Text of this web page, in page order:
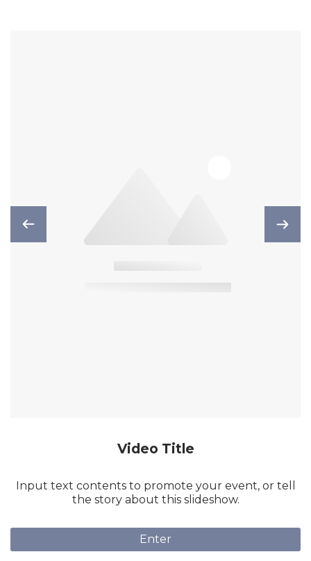
Video Title
Input text contents to promote your event, or tell
the story about this slideshow.
Enter